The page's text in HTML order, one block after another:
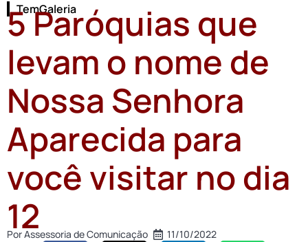
TemGaleria
5 Paróquias que
levam o nome de
Nossa Senhora
Aparecida para
você visitar no dia
12
PorAssessoria de Comunicação 11/10/2022